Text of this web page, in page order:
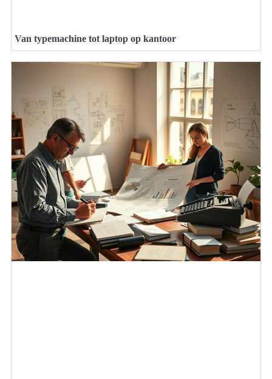
Van typemachine tot laptop op kantoor